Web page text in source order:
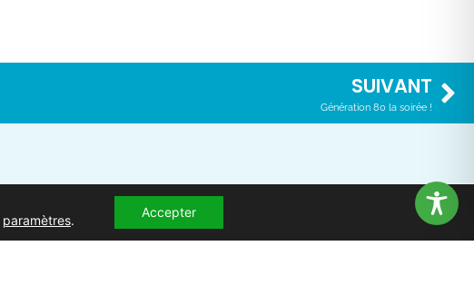
SUIVANT
Génération 80 la soirée !
NOUS CONTACTER
paramètres.
Accepter